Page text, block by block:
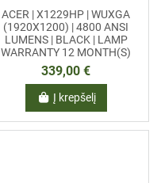
ACER | X1229HP | WUXGA
(1920X1200) | 4800 ANSI
LUMENS | BLACK | LAMP
WARRANTY 12 MONTH(S)
339,00 €
Į krepšelį